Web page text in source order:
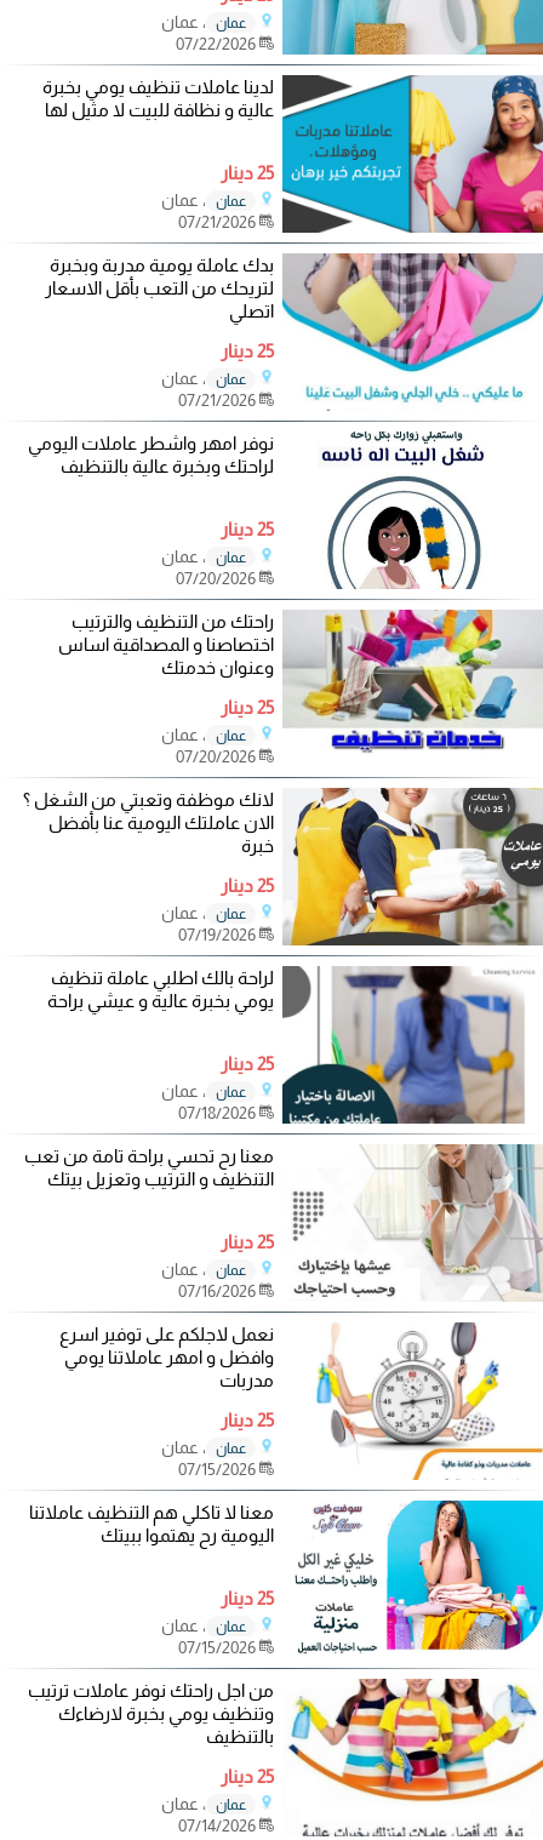
عمان
، عمان
07/22/2026
لدينا عاملات تنظيف يومي بخبرة
عالية و نظافة للبيت لا مثيل لها
25 دينار
عمان
، عمان
07/21/2026
بدك عاملة يومية مدربة وبخبرة
لتريحك من التعب بأقل الاسعار
اتصلي
25 دينار
عمان
، عمان
07/21/2026
نوفر امهر واشطر عاملات اليومي
لراحتك وبخبرة عالية بالتنظيف
25 دينار
عمان
، عمان
07/20/2026
راحتك من التنظيف والترتيب
اختصاصنا و المصداقية اساس
وعنوان خدمتك
25 دينار
عمان
، عمان
07/20/2026
لانك موظفة وتعبتي من الشغل ؟
الان عاملتك اليومية عنا بأفضل
خبرة
25 دينار
عمان
، عمان
07/19/2026
لراحة بالك اطلبي عاملة تنظيف
يومي بخبرة عالية و عيشي براحة
25 دينار
عمان
، عمان
07/18/2026
معنا رح تحسي براحة تامة من تعب
التنظيف و الترتيب وتعزيل بيتك
25 دينار
عمان
، عمان
07/16/2026
نعمل لاجلكم على توفير اسرع
وافضل و امهر عاملاتنا يومي
مدربات
25 دينار
عمان
، عمان
07/15/2026
معنا لا تاكلي هم التنظيف عاملاتنا
اليومية رح يهتموا ببيتك
25 دينار
عمان
، عمان
07/15/2026
من اجل راحتك نوفر عاملات ترتيب
وتنظيف يومي بخبرة لارضاءك
بالتنظيف
25 دينار
عمان
، عمان
07/14/2026